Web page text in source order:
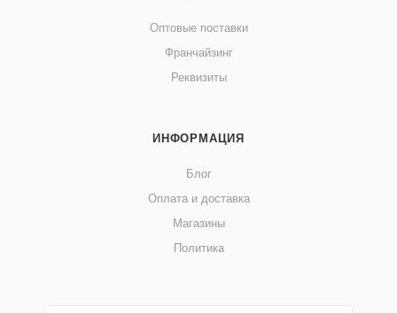
Оптовые поставки
Франчайзинг
Реквизиты
ИНФОРМАЦИЯ
Блог
Оплата и доставка
Магазины
Политика